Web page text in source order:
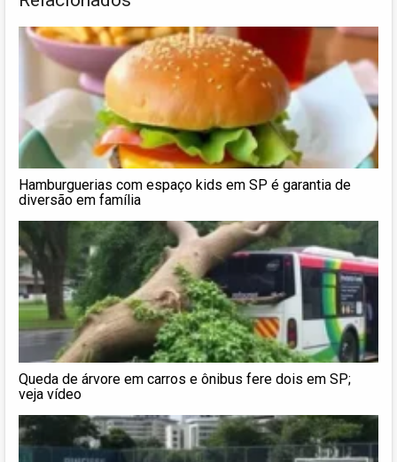
Hamburguerias com espaço kids em SP é garantia de
diversão em família
Queda de árvore em carros e ônibus fere dois em SP;
veja vídeo